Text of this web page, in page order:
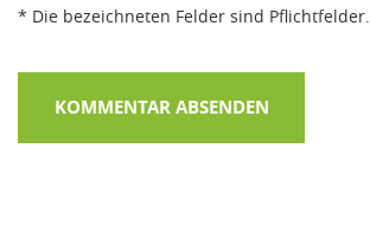
* Die bezeichneten Felder sind Pflichtfelder.